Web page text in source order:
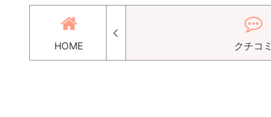
HOME クチコミ